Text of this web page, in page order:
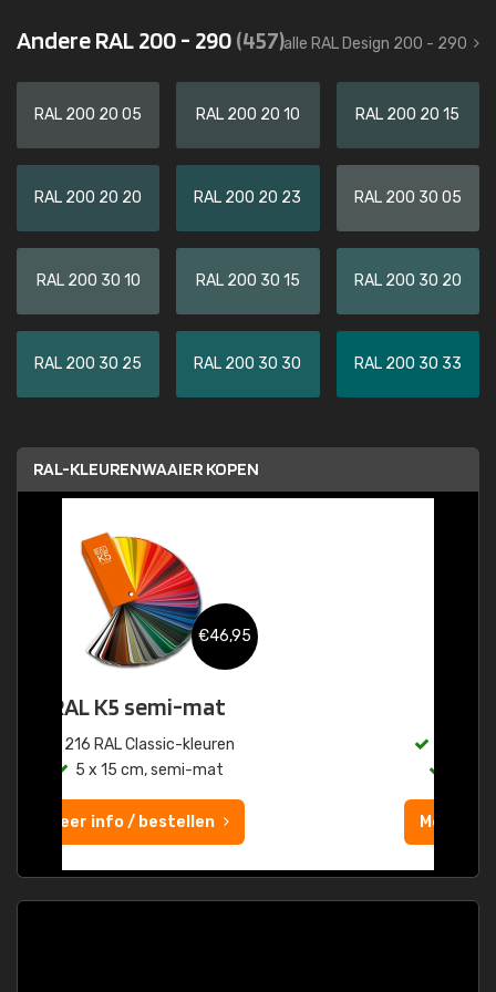
Andere RAL 200 - 290(457)alle RAL Design 200 - 290
RAL 200 20 05 RAL 200 20 10 RAL 200 20 15
RAL 200 20 20 RAL 200 20 23 RAL 200 30 05
RAL 200 30 10 RAL 200 30 15 RAL 200 30 20
RAL 200 30 25 RAL 200 30 30 RAL 200 30 33
RAL-KLEURENWAAIER KOPEN
RAL K5 glans
215 RAL Classic-kleuren
5 x 15 cm, glanzend
Meer info / bestellen